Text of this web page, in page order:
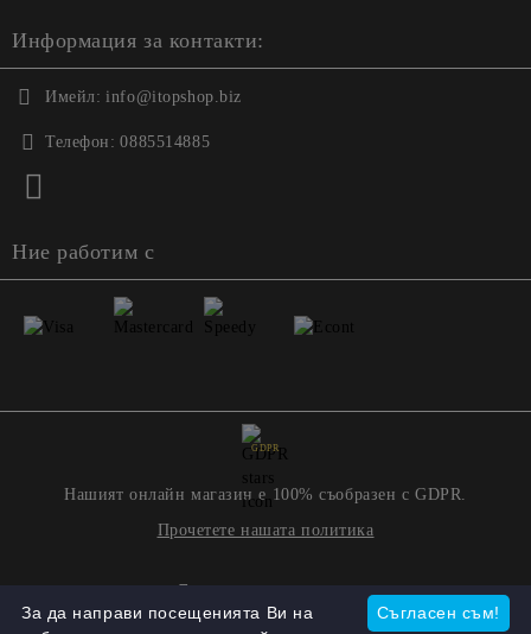
Информация за контакти:
Имейл: info@itopshop.biz
Телефон: 0885514885
Ние работим с
GDPR
Нашият онлайн магазин е 100% съобразен с GDPR.
Прочетете нашата политика
Съгласен съм!
За да направи посещенията Ви на